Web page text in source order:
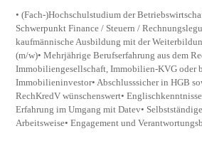
• (Fach-)Hochschulstudium der
Schwerpunkt Finance / Steuern /
kaufmännische Ausbildung mit der
(m/w)• Mehrjährige Berufserfahrung aus dem
Immobiliengesellschaft, Immobilien-KVG oder
Immobilieninvestor• Abschlusssicher in HGB
RechKredV wünschenswert•
Erfahrung im Umgang mit Datev•
Arbeitsweise• Engagement und